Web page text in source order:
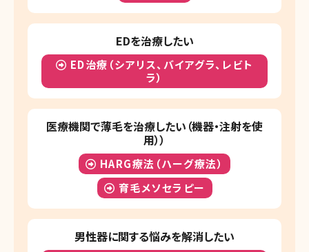
EDを治療したい
ED治療（シアリス、バイアグラ、レビト
ラ）
医療機関で薄毛を治療したい（機器・注射を使
用））
HARG療法（ハーグ療法）
育毛メソセラピー
男性器に関する悩みを解消したい